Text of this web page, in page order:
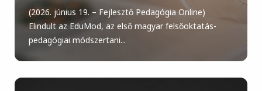
(2026. június 19. – Fejlesztő Pedagógia Online)
Elindult az EduMod, az első magyar felsőoktatás-
pedagógiai módszertani...